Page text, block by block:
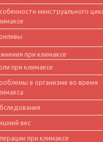
менструального
при климаксе
при климаксе
в организме во время
вес
при климаксе